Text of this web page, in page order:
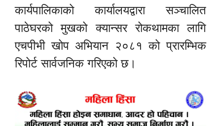
कार्यपालिकाको कार्यालयद्वारा सञ्चालित
पाठेघरको मुखको क्यान्सर रोकथामका लागि
एचपीभी खोप अभियान २०८१ को प्रारम्भिक
रिपोर्ट सार्वजनिक गरिएको छ।